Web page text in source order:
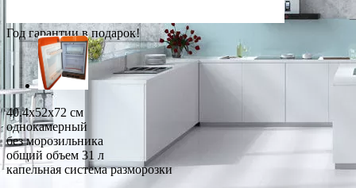
Год гарантии в подарок!
40.4x52x72 см
однокамерный
без морозильника
общий объем 31 л
капельная система разморозки